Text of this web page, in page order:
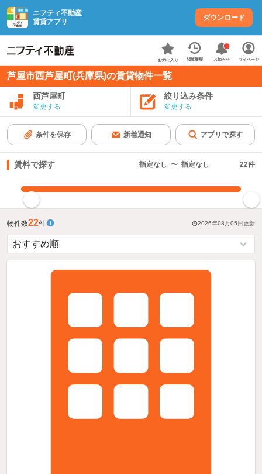
ニフティ不動産
賃貸アプリ
ダウンロード
お気に入り 閲覧履歴 お知らせ マイページ
芦屋市西芦屋町(兵庫県)の賃貸物件一覧
西芦屋町
変更する
絞り込み条件
変更する
条件を保存 新着通知 アプリで探す
賃料で探す 指定なし 〜 指定なし 22件
物件数22件 2026年08月05日更新